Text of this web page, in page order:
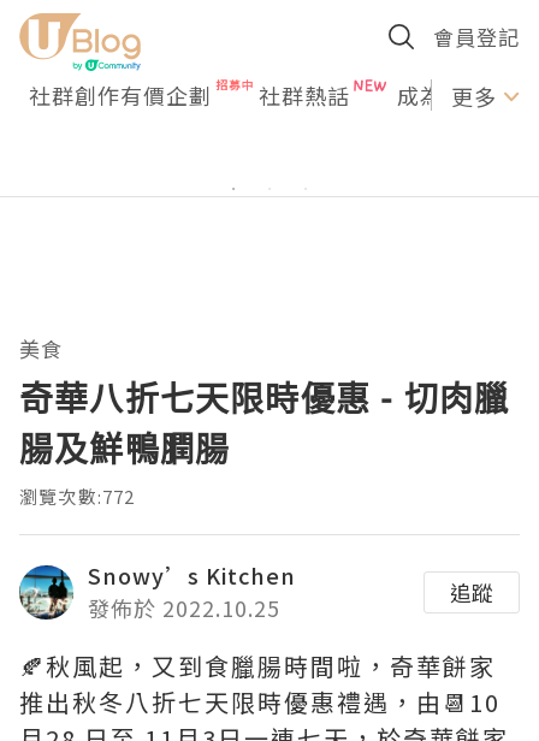
會員登記
社群創作有價企劃 社群熱話 成為U更多
美食
奇華八折七天限時優惠 - 切肉臘
腸及鮮鴨膶腸
瀏覽次數:772
Snowy’s Kitchen
發佈於 2022.10.25
追蹤
🍂秋風起，又到食臘腸時間啦，奇華餅家
推出秋冬八折七天限時優惠禮遇，由📆10